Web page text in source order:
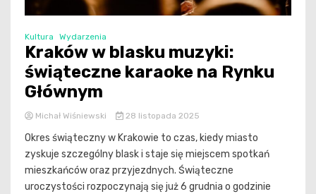
Kultura Wydarzenia
Kraków w blasku muzyki:
świąteczne karaoke na Rynku
Głównym
Michał Wiśniewski 28 listopada 2025
Okres świąteczny w Krakowie to czas, kiedy miasto
zyskuje szczególny blask i staje się miejscem spotkań
mieszkańców oraz przyjezdnych. Świąteczne
uroczystości rozpoczynają się już 6 grudnia o godzinie